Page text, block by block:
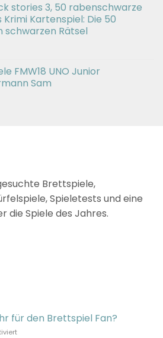
stories 3, 50 rabenschwarze
Krimi Kartenspiel: Die 50
schwarzen Rätsel
FMW18 UNO Junior
Sam
Brettspiele,
Spieletests und eine
die Spiele des Jahres.
für den Brettspiel Fan?
für